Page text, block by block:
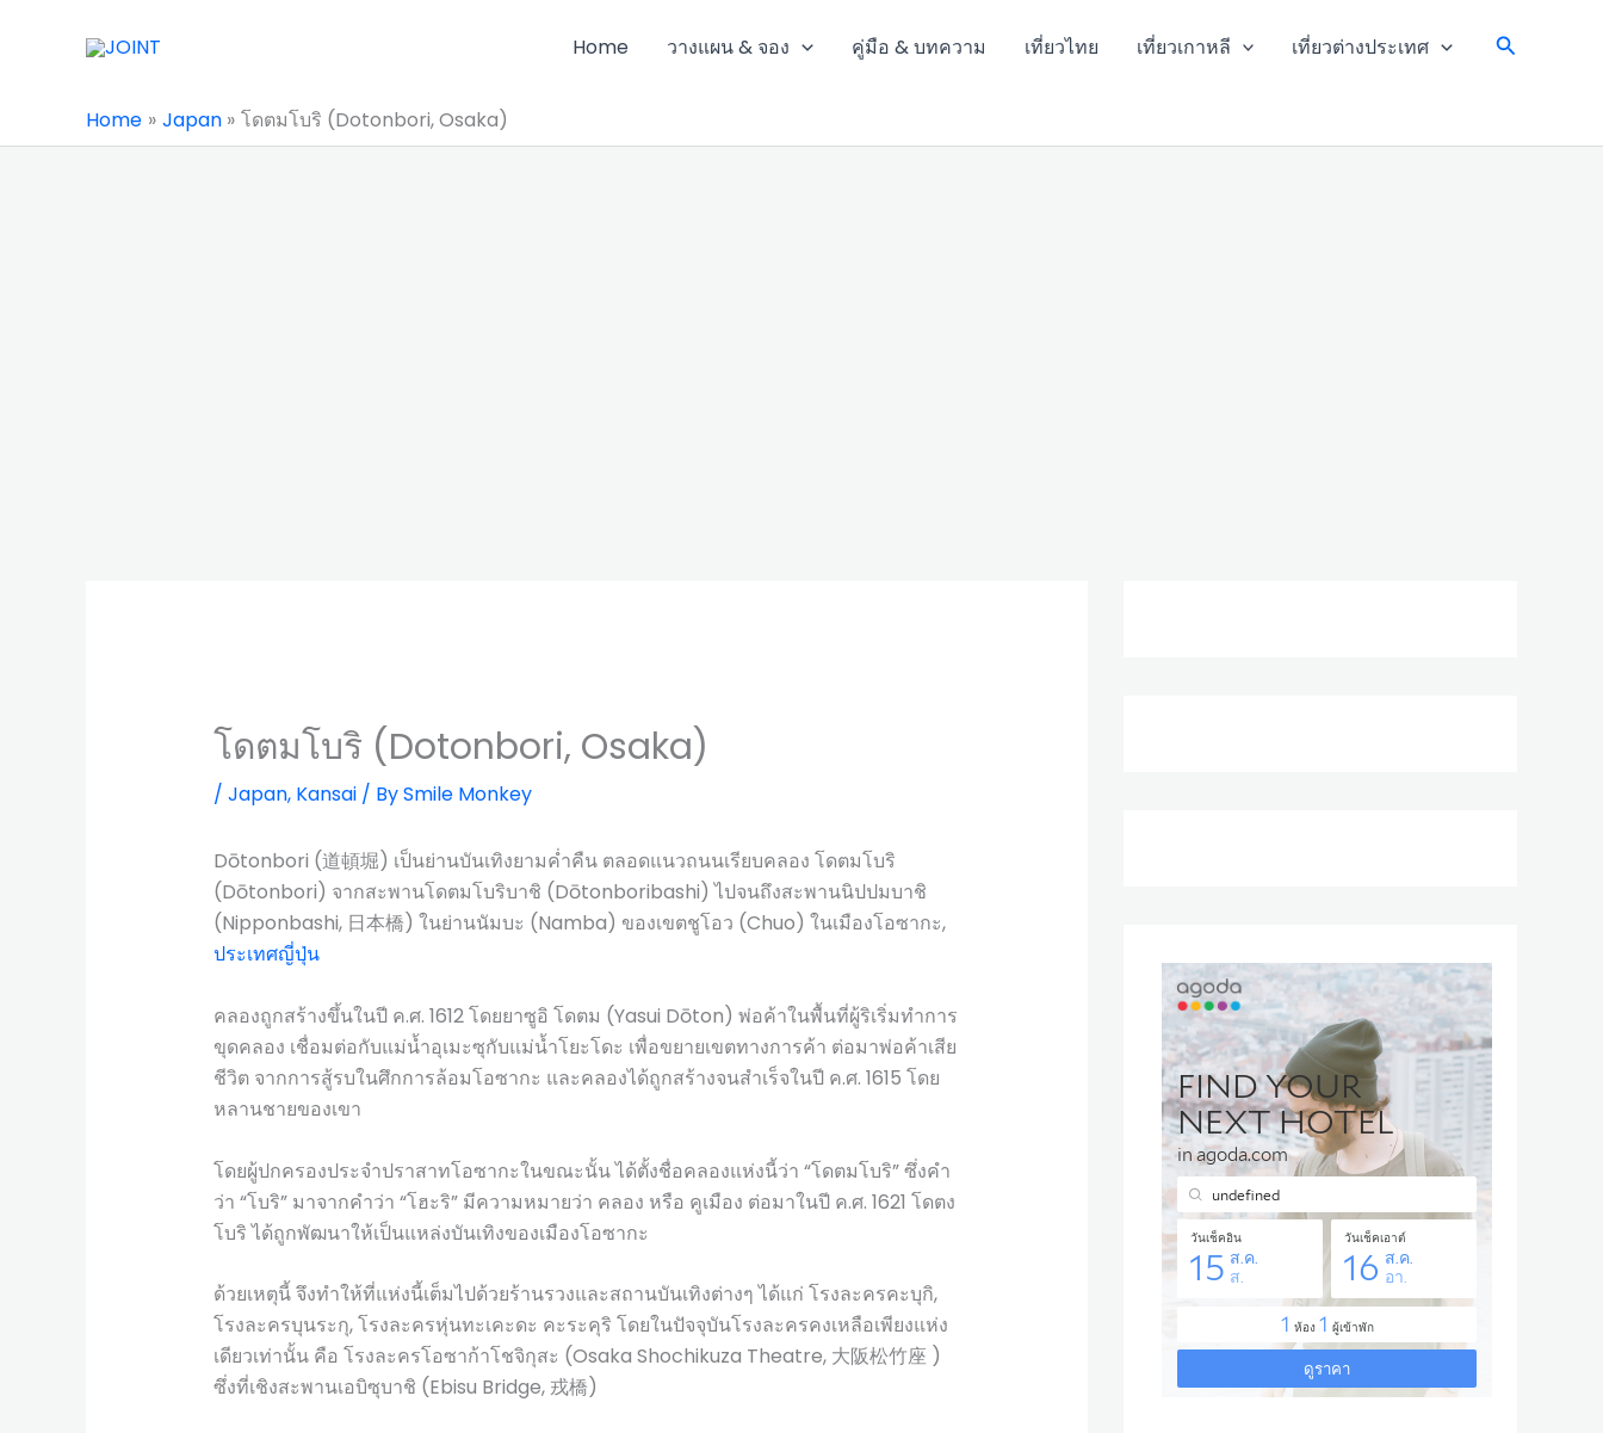
Home วางแผน & จอง คู่มือ & บทความ เที่ยวไทย เที่ยวเกาหลี เที่ยวต่างประเทศ Search
Home Japan โดตมโบริ (Dotonbori, Osaka)
โดตมโบริ (Dotonbori, Osaka)
/ Japan, Kansai/ BySmile Monkey
Dōtonbori (道頓堀) เป็นย่านบันเทิงยามค่ำคืน ตลอดแนวถนนเรียบคลอง โดตมโบริ
(Dōtonbori) จากสะพานโดตมโบริบาชิ (Dōtonboribashi) ไปจนถึงสะพานนิปปมบาชิ
(Nipponbashi, 日本橋) ในย่านนัมบะ (Namba) ของเขตชูโอว (Chuo) ในเมืองโอซากะ,
ประเทศญี่ปุ่น
คลองถูกสร้างขึ้นในปี ค.ศ. 1612 โดยยาซูอิ โดตม (Yasui Dōton) พ่อค้าในพื้นที่ผู้ริเริ่มทำการ
ขุดคลอง เชื่อมต่อกับแม่น้ำอุเมะซุกับแม่น้ำโยะโดะ เพื่อขยายเขตทางการค้า ต่อมาพ่อค้าเสีย
ชีวิต จากการสู้รบในศึกการล้อมโอซากะ และคลองได้ถูกสร้างจนสำเร็จในปี ค.ศ. 1615 โดย
หลานชายของเขา
โดยผู้ปกครองประจำปราสาทโอซากะในขณะนั้น ได้ตั้งชื่อคลองแห่งนี้ว่า “โดตมโบริ” ซึ่งคำ
ว่า “โบริ” มาจากคำว่า “โฮะริ” มีความหมายว่า คลอง หรือ คูเมือง ต่อมาในปี ค.ศ. 1621 โดตง
โบริ ได้ถูกพัฒนาให้เป็นแหล่งบันเทิงของเมืองโอซากะ
ด้วยเหตุนี้ จึงทำให้ที่แห่งนี้เต็มไปด้วยร้านรวงและสถานบันเทิงต่างๆ ได้แก่ โรงละครคะบุกิ,
โรงละครบุนระกุ, โรงละครหุ่นทะเคะดะ คะระคุริ โดยในปัจจุบันโรงละครคงเหลือเพียงแห่ง
เดียวเท่านั้น คือ โรงละครโอซาก้าโชจิกุสะ (Osaka Shochikuza Theatre, 大阪松竹座 )
ซึ่งที่เชิงสะพานเอบิซุบาชิ (Ebisu Bridge, 戎橋)